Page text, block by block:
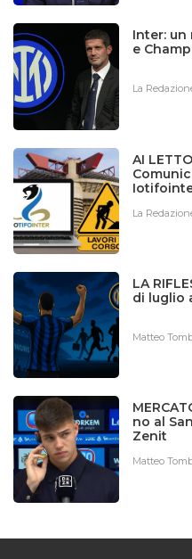
Inter: un
e
La
AI
La
LA
di luglio
Matteo
no al
Zenit
Matteo